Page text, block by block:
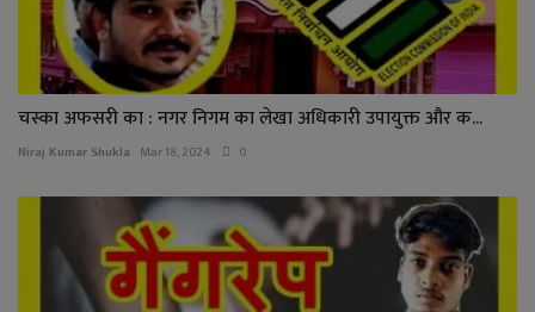
चस्का अफसरी का : नगर निगम का लेखा अधिकारी उपायुक्त और क...
Niraj Kumar Shukla Mar 18, 2024 0